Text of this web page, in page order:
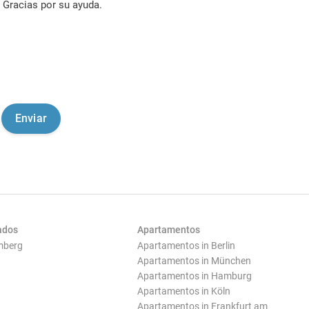
Gracias por su ayuda.
Apartamentos
Apartamentos in Berlin
Apartamentos in München
Apartamentos in Hamburg
Apartamentos in Köln
Apartamentos in Frankfurt am